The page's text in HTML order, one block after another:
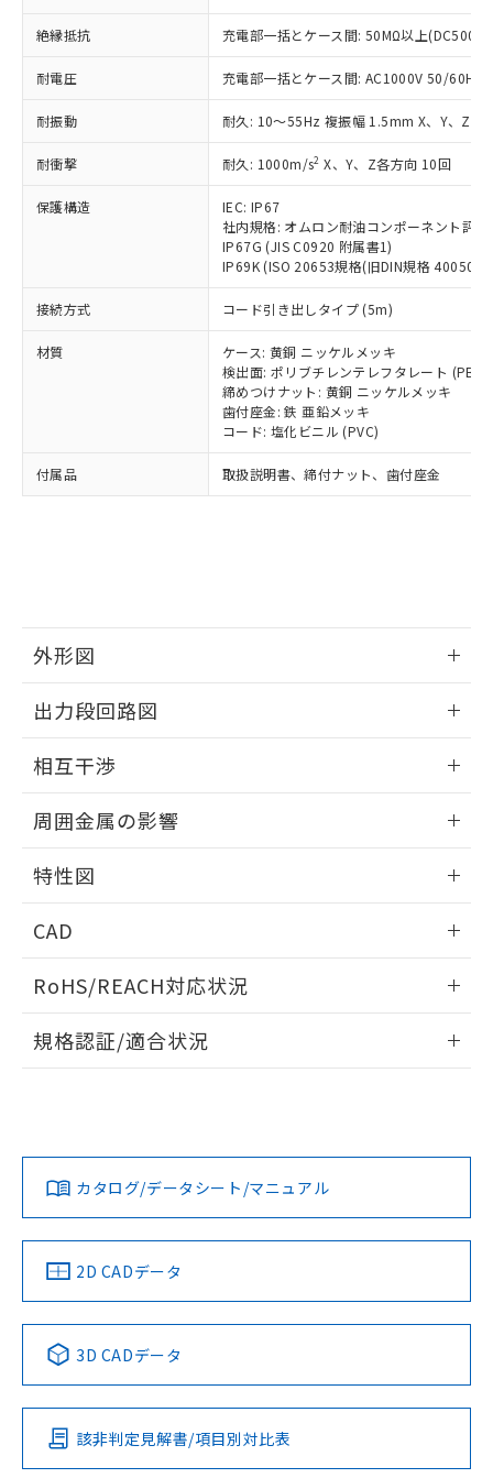
絶縁抵抗 充電部一括とケース間: 50MΩ以上(DC500V
耐電圧 充電部一括とケース間: AC1000V 50/60Hz
耐振動 耐久: 10～55Hz 複振幅 1.5mm X、Y、Z各
耐衝撃 耐久: 1000m/s2 X、Y、Z各方向 10回
保護構造
IEC: IP67
社内規格: オムロン耐油コンポーネント評
IP67G (JIS C0920 附属書1)
IP69K (ISO 20653規格(旧DIN規格 40050
接続方式 コード引き出しタイプ (5m)
材質
ケース: 黄銅 ニッケルメッキ
検出面: ポリブチレンテレフタレート (PBT)
締めつけナット: 黄銅 ニッケルメッキ
歯付座金: 鉄 亜鉛メッキ
コード: 塩化ビニル (PVC)
付属品 取扱説明書、締付ナット、歯付座金
外形図
外形図
出力段回路図
出力段回路図
タイムチャート
相互干渉
相互干渉
A: 100mm以上、B: 70mm以上
周囲金属の影響
周囲金属の影響
上、n: 45mm以上
特性図
検出物体の大きさと材質による影響
検出領域
CAD
ドすることができます。
ログイン/会員登録
ダウンロードデータをご利用いただく前に、以下を必ずお読
みください。
ソフトウェアの使用条件
RoHS/REACH対応状況
EU RoHS 注意事項・凡例
対応済み
中国 RoHS 注意事項・凡例
Pb Hg Cd Cr(VI)
O
規格認証/適合状況
LR型式承認
（イギリス
船舶規格）
DNV型式承認
（ノルウェー
BV型式承認
（フランス
KR型式
（韓国
No No No No
この製品の規格認証/適合状況ページへ
その他の認証はこちらのページからご検索ください
カタログ/データシート/マニュアル
2D CADデータ
3D CADデータ
該非判定見解書/項目別対比表
在庫状況および標準価格照会結果は、
タに基づき作成されるものであり、閲
覧された時点での実際の在庫および標
準価格とは異なる場合があることをご
了承ください。
正式な納期状況および標準価格はお客
様のお取引先、またはお客様担当のオ
ムロン制御機器販売店・当社販売員に
ご相談ください。
オムロン制御機器販売店や当社販売拠
販売ネットワーク
」をご確認
在庫状況および標準価格結果を当社の
事前の承諾なく第三者に漏洩または開
示しないようお願いします。
マイパーツ機能（部品リスト作成サー
ビス）をご利用いただくには、I-Web
メンバーズにご登録されている必要が
お客様が当ウェブサイト上で当社にご
※当社の共同利用者とは、"個人情報
指します。
むを得ず変更することがあります。
*EU RoHS指令（10物質）：
鉛(Pb) 1000ppm以下、 水銀(Hg) 1000ppm以下、 カド
類(PBB) 1000ppm以下、ポリ臭化ジフェニルエーテル類
(PBDE) 1000ppm以下、フタル酸ビス(2-エチルヘキシ
ル) (DEHP)(別名：DOP) 1000ppm以下、フタル酸ブチ
ルベンジル（BBP） 1000ppm以下、フタル酸ジブチル
(DIBP) 1000ppm以下
但し、RoHS指令で産業用監視および制御機器に対する
フタル酸エステル類の４物質については閾値を超える意
図的な使用がないことを確認しています。
部品在庫の切り替え状況などにより、予定
月が前後することがあります。
※3 非含有証明書ダウンロード
51物質の非含有証明書（当社基準）
※本証明書は発行日時点で非含有を証明す
るもので、過去に遡って非含有を証明する
ものではありません。
また、RoHS指令のフタル酸エステル類４
物質の対応では、対応完了までの期間は出
荷製品に未対応品が混在することから備考
既に当社にて対応品への在庫切替を完了
していることから、特段のことがない限
り、2022年1月12日より割愛しておりま
「－」：未確認です。当社販売部門へお問
い合わせください。
*中国RoHS10物質の基準値 (GB/T26572)：
Pb(鉛) :1000ppm、 Hg(水銀) : 1000ppm、 Cd(カドミウ
Cr(Ⅵ)(六価クロム) : 1000ppm、 PBBs(ポリ臭化ビフェ
ニル類) : 1000ppm、 PBDEs(ポリ臭化ジフェニルエーテ
ル) : 1000ppm、
DEHP(フタル酸ビス(2-エチルヘキシル)) : 1000ppm
※2 環境保護使用期限
「ｅ」：有害物質（10物質）のすべてが基
準値以下であることを示します。
「10」：通常の使用状況下において有害物
質が外部に漏えいし、環境に深刻な影響を
及ぼさない年数を意味します。
「－」：未確認です。当社販売部門へお問
い合わせください。
為替および外国貿易法に定める商品
（以下｢規制貨物等」という）を輸出
または国外への提供する場合は、日本
国政府の輸出許可(または役務取引許
可)を取得するなどの必要な手続きを
当社は規制貨物を破棄する場合は、完
全に破砕するなど、違法に輸出されな
いよう必要な手段を講じます。
当社は貴社製品を、核兵器、ミサイ
ル、化学兵器、生物兵器またはその他
武器並びにこれらの製造装置等に一切
当社は、貴社製品を第三者に販売する
場合は、上記1、2および3の内容を当
該第三者に通知します。また当社は、
販売先および販売に係わる関係者が違
法に輸出するおそれがある場合は、取
り引きをいたしません。
一定数以上の在庫あり
一定数には満たないが在庫あり
在庫なし(最新の在庫状況につ
いては、お客様のお取引先、ま
たはお客様担当のオムロン制御
機器販売店・当社販売員にご確
認ください)
受注生産機種、また在庫状況の
情報を公開していない機種